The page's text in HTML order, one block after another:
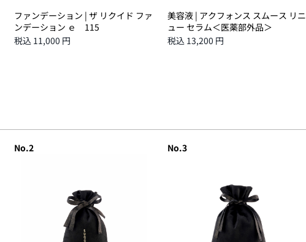
ファンデーション | ザ リクイド ファ
ンデーション ｅ 115
税込 11,000 円
美容液 | アクフォンス スムース リニ
ュー セラム＜医薬部外品＞
税込 13,200 円
No.2 No.3